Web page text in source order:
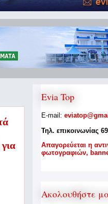
Evia Top
E-mail:
Τηλ. επικοινωνίας
Aπαγορεύεται η
φωτογραφιών,
Ακολουθήστε